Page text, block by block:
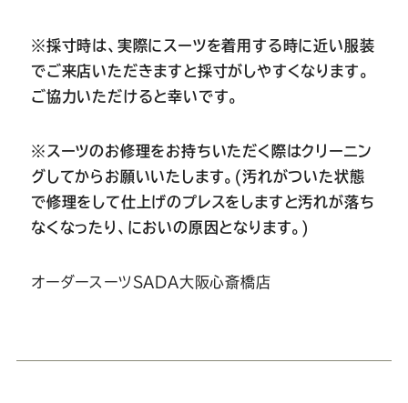
※採寸時は、実際にスーツを着用する時に近い服装
でご来店いただきますと採寸がしやすくなります。
ご協力いただけると幸いです。
※スーツのお修理をお持ちいただく際はクリーニン
グしてからお願いいたします。(汚れがついた状態
で修理をして仕上げのプレスをしますと汚れが落ち
なくなったり、においの原因となります。)
オーダースーツSADA大阪心斎橋店